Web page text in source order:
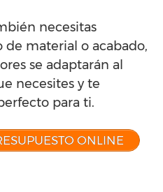
necesitas
material o acabado,
se adaptarán al
necesites y te
para ti.
ONLINE